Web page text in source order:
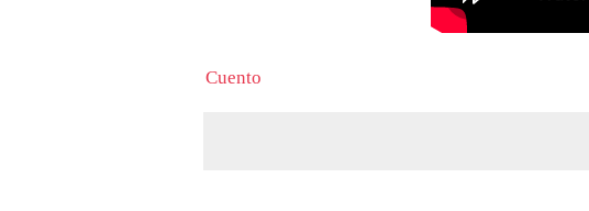
Cuento